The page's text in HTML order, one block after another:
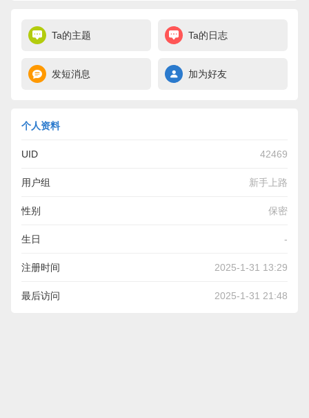
Ta的主题 Ta的日志
发短消息 加为好友
个人资料
UID 42469
用户组 新手上路
性别 保密
生日 -
注册时间 2025-1-31 13:29
最后访问 2025-1-31 21:48